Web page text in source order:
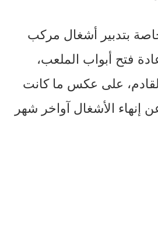
بتدبير أشغال مركب
فتح أبواب الملعب،
على عكس ما كانت
إنهاء الأشغال آواخر شهر